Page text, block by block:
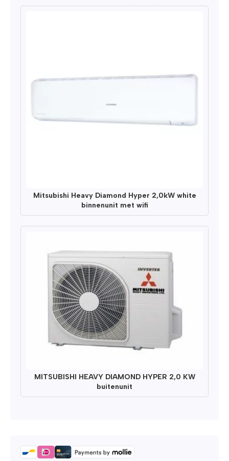
Mitsubishi Heavy Diamond Hyper 2,0kW white
binnenunit met wifi
MITSUBISHI HEAVY DIAMOND HYPER 2,0 KW
buitenunit